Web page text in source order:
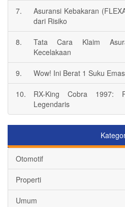
7.
Asuransi Kebakaran
dari Risiko
8.
Tata Cara Klaim
Kecelakaan
9. Wow! Ini Berat 1 Suku
10.
RX-King Cobra 1997:
Legendaris
Otomotif
Properti
Umum